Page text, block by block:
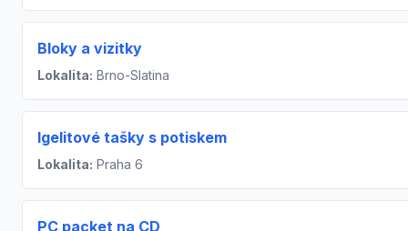
Bloky a vizitky
Lokalita: Brno-Slatina
Igelitové tašky s potiskem
Lokalita: Praha 6
PC packet na CD